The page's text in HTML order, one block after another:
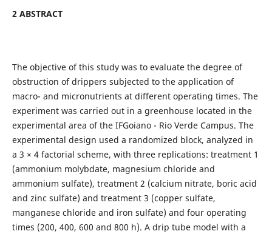
2 ABSTRACT
The objective of this study was to evaluate the degree of
obstruction of drippers subjected to the application of
macro- and micronutrients at different operating times. The
experiment was carried out in a greenhouse located in the
experimental area of the IFGoiano - Rio Verde Campus. The
experimental design used a randomized block, analyzed in
a 3 × 4 factorial scheme, with three replications: treatment 1
(ammonium molybdate, magnesium chloride and
ammonium sulfate), treatment 2 (calcium nitrate, boric acid
and zinc sulfate) and treatment 3 (copper sulfate,
manganese chloride and iron sulfate) and four operating
times (200, 400, 600 and 800 h). A drip tube model with a